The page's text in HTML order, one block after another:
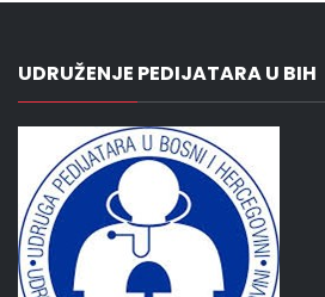
UDRUŽENJE PEDIJATARA U BIH